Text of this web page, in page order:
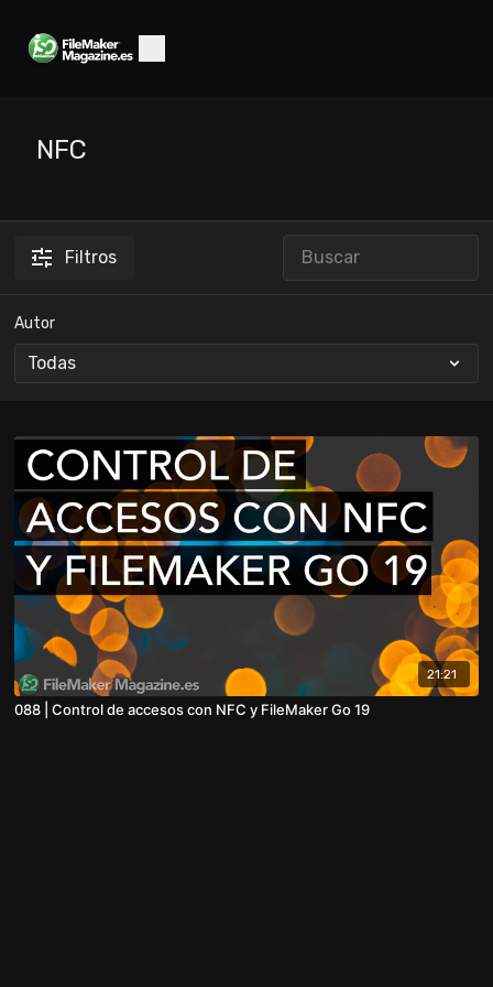
NFC
Filtros
Autor
21:21
088 | Control de accesos con NFC y FileMaker Go 19